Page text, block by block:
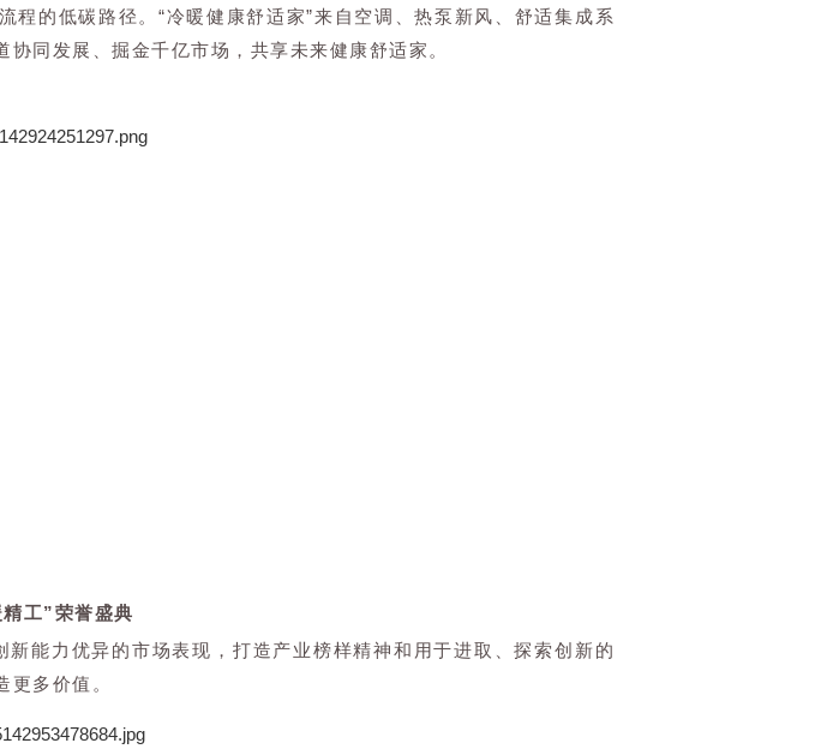
的低碳路径。“冷暖健康舒适家”来自空调、热泵新风、舒适集成系
同发展、掘金千亿市场，共享未来健康舒适家。
精工”荣誉盛典
能力优异的市场表现，打造产业榜样精神和用于进取、探索创新的
多价值。